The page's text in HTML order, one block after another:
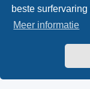
beste
Meer informatie